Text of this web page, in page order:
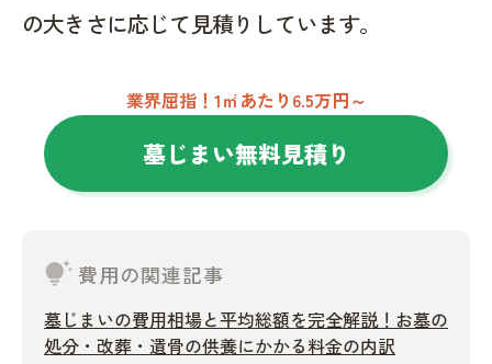
の大きさに応じて見積りしています。
業界屈指！1㎡あたり6.5万円～
墓じまい無料見積り
tips_and_updates 費用の関連記事
墓じまいの費用相場と平均総額を完全解説！お墓の
処分・改葬・遺骨の供養にかかる料金の内訳